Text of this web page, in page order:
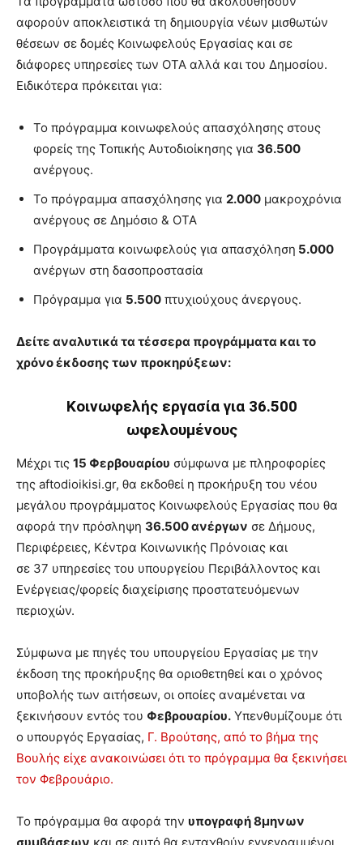
αφορούν αποκλειστικά τη δημιουργία νέων μισθωτών
θέσεων σε δομές Κοινωφελούς Εργασίας και σε
διάφορες υπηρεσίες των ΟΤΑ αλλά και του Δημοσίου.
Ειδικότερα πρόκειται για:
Το πρόγραμμα κοινωφελούς απασχόλησης στους
φορείς της Τοπικής Αυτοδιοίκησης για 36.500
ανέργους.
Το πρόγραμμα απασχόλησης για 2.000 μακροχρόνια
ανέργους σε Δημόσιο & ΟΤΑ
Προγράμματα κοινωφελούς για απασχόληση 5.000
ανέργων στη δασοπροστασία
Πρόγραμμα για 5.500 πτυχιούχους άνεργους.
Δείτε αναλυτικά τα τέσσερα προγράμματα και το
χρόνο έκδοσης των προκηρύξεων:
Κοινωφελής εργασία για 36.500
ωφελουμένους
Μέχρι τις 15 Φερβουαρίου σύμφωνα με πληροφορίες
της aftodioikisi.gr, θα εκδοθεί η προκήρυξη του νέου
μεγάλου προγράμματος Κοινωφελούς Εργασίας που θα
αφορά την πρόσληψη 36.500 ανέργων σε Δήμους,
Περιφέρειες, Κέντρα Κοινωνικής Πρόνοιας και
σε 37 υπηρεσίες του υπουργείου Περιβάλλοντος και
Ενέργειας/φορείς διαχείρισης προστατευόμενων
περιοχών.
Σύμφωνα με πηγές του υπουργείου Εργασίας με την
έκδοση της προκήρυξης θα οριοθετηθεί και ο χρόνος
υποβολής των αιτήσεων, οι οποίες αναμένεται να
ξεκινήσουν εντός του Φεβρουαρίου. Υπενθυμίζουμε ότι
ο υπουργός Εργασίας, Γ. Βρούτσης, από το βήμα της
Βουλής είχε ανακοινώσει ότι το πρόγραμμα θα ξεκινήσει
τον Φεβρουάριο.
Το πρόγραμμα θα αφορά την υπογραφή 8μηνων
συμβάσεων και σε αυτό θα ενταχθούν εγγεγραμμένοι